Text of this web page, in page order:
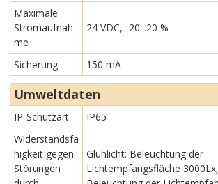
Maximale
Stromaufnah
me
24 VDC, -20...20 %
Sicherung 150 mA
Umweltdaten
IP-Schutzart
IP65
Widerstandsfä
higkeit gegen
Störungen
Glühlicht: Beleuchtung der
Lichtempfangsfläche